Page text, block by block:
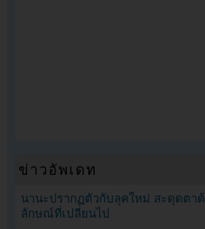
ข่าวอัพเดท
นานะปรากฏตัวกับลุคใหม่ สะดุดตา
ลักษณ์ที่เปลี่ยนไป